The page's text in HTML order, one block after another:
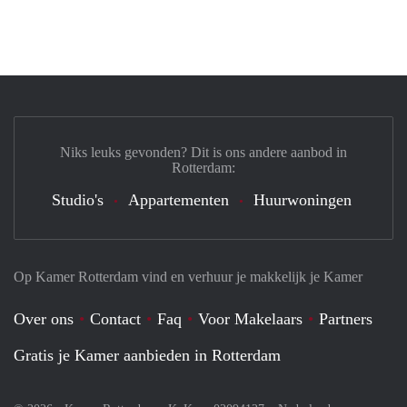
Op Kamer Rotterdam vind en verhuur je makkelijk je Kamer
Over ons Contact Faq Voor Makelaars
Partners
Gratis je Kamer aanbieden in Rotterdam
Niks leuks gevonden? Dit is ons andere aanbod in
Rotterdam:
Studio's Appartementen Huurwoningen